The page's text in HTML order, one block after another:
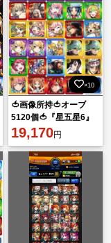
×10
🍅画像所持🍅オーブ
5120個🍅『星五星6』
のキャラクター220体
以上🍅🍅🍅🍅🍅🍅
19,170円